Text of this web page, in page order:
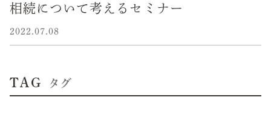
相続について考えるセミナー
2022.07.08
TAG タグ